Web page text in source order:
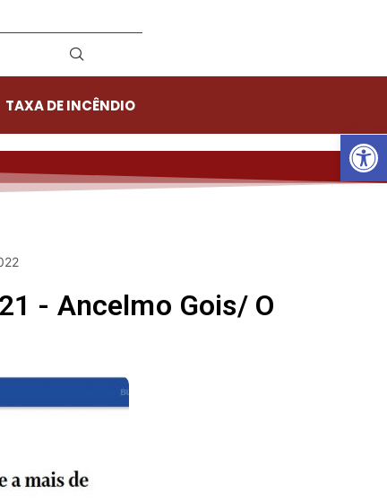
TAXA DE INCÊNDIO
- Ancelmo Gois/ O